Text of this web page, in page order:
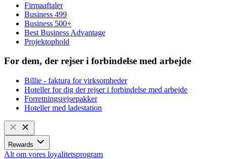
Firmaaftaler
Business 499
Business 500+
Best Business Advantage
Projektophold
For dem, der rejser i forbindelse med arbejde
Billie - faktura for virksomheder
Hoteller for dig der rejser i forbindelse med arbejde
Forretningsrejsepakker
Hoteller med ladestation
Rewards
Alt om vores loyalitetsprogram